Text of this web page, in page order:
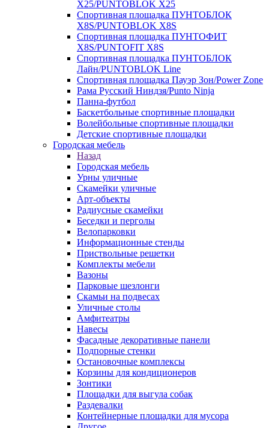
Х25/PUNTOBLOK X25
Спортивная площадка ПУНТОБЛОК
X8S/PUNTOBLOK X8S
Спортивная площадка ПУНТОФИТ
X8S/PUNTOFIT X8S
Спортивная площадка ПУНТОБЛОК
Лайн/PUNTOBLOK Line
Спортивная площадка Пауэр Зон/Power Zone
Рама Русский Ниндзя/Punto Ninja
Панна-футбол
Баскетбольные спортивные площадки
Волейбольные спортивные площадки
Детские спортивные площадки
Городская мебель
Назад
Городская мебель
Урны уличные
Скамейки уличные
Арт-объекты
Радиусные скамейки
Беседки и перголы
Велопарковки
Информационные стенды
Приствольные решетки
Комплекты мебели
Вазоны
Парковые шезлонги
Скамьи на подвесах
Уличные столы
Амфитеатры
Навесы
Фасадные декоративные панели
Подпорные стенки
Остановочные комплексы
Корзины для кондиционеров
Зонтики
Площадки для выгула собак
Раздевалки
Контейнерные площадки для мусора